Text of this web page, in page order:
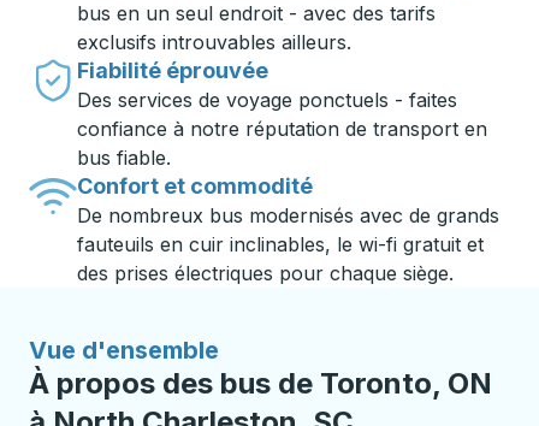
bus en un seul endroit - avec des tarifs
exclusifs introuvables ailleurs.
Fiabilité éprouvée
Des services de voyage ponctuels - faites
confiance à notre réputation de transport en
bus fiable.
Confort et commodité
De nombreux bus modernisés avec de grands
fauteuils en cuir inclinables, le wi-fi gratuit et
des prises électriques pour chaque siège.
Vue d'ensemble
À propos des bus de Toronto, ON